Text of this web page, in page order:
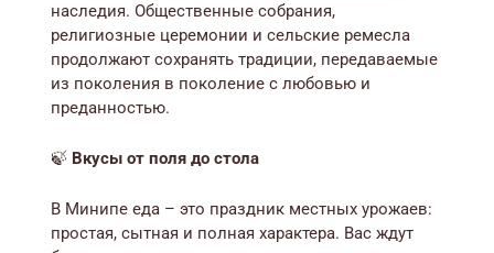
наследия. Общественные собрания,
религиозные церемонии и сельские ремесла
продолжают сохранять традиции, передаваемые
из поколения в поколение с любовью и
преданностью.
🍃 Вкусы от поля до стола
В Минипе еда – это праздник местных урожаев:
простая, сытная и полная характера. Вас ждут